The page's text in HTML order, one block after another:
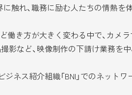
触れ、職務に励む人たちの情熱を
働き方が大きく変わる中で、カメ
など、映像制作の下請け業務を中
ス紹介組織「BNI」でのネットワ